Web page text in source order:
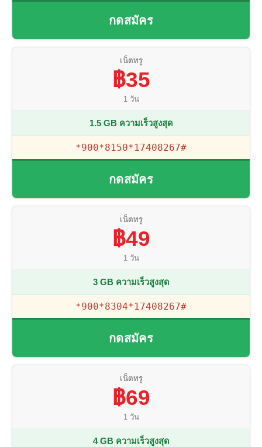
กดสมัคร
เน็ตทรู
฿35
1 วัน
1.5 GB ความเร็วสูงสุด
*900*8150*17408267#
กดสมัคร
เน็ตทรู
฿49
1 วัน
3 GB ความเร็วสูงสุด
*900*8304*17408267#
กดสมัคร
เน็ตทรู
฿69
1 วัน
4 GB ความเร็วสูงสุด